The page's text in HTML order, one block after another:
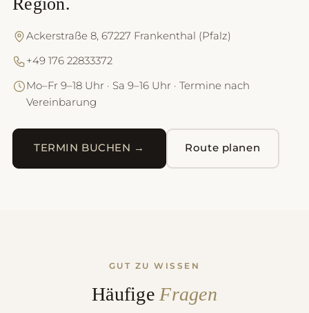
Ackerstraße 8, 67227 Frankenthal (Pfalz)
+49 176 22833372
Mo–Fr 9–18 Uhr · Sa 9–16 Uhr · Termine nach
Vereinbarung
TERMIN BUCHEN → Route planen
GUT ZU WISSEN
Häufige Fragen